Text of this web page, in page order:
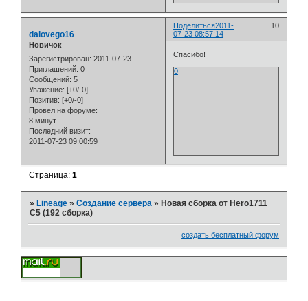
Поделиться 10
2011-
07-23 08:57:14
dalovego16
Новичок
Зарегистрирован: 2011-07-23
Приглашений: 0
Сообщений: 5
Уважение: [+0/-0]
Позитив: [+0/-0]
Провел на форуме:
8 минут
Последний визит:
2011-07-23 09:00:59
Спасибо!
0
Страница:1
» Lineage »Создание сервера » Новая сборка от Hero1711
С5 (192 сборка)
создать бесплатный форум